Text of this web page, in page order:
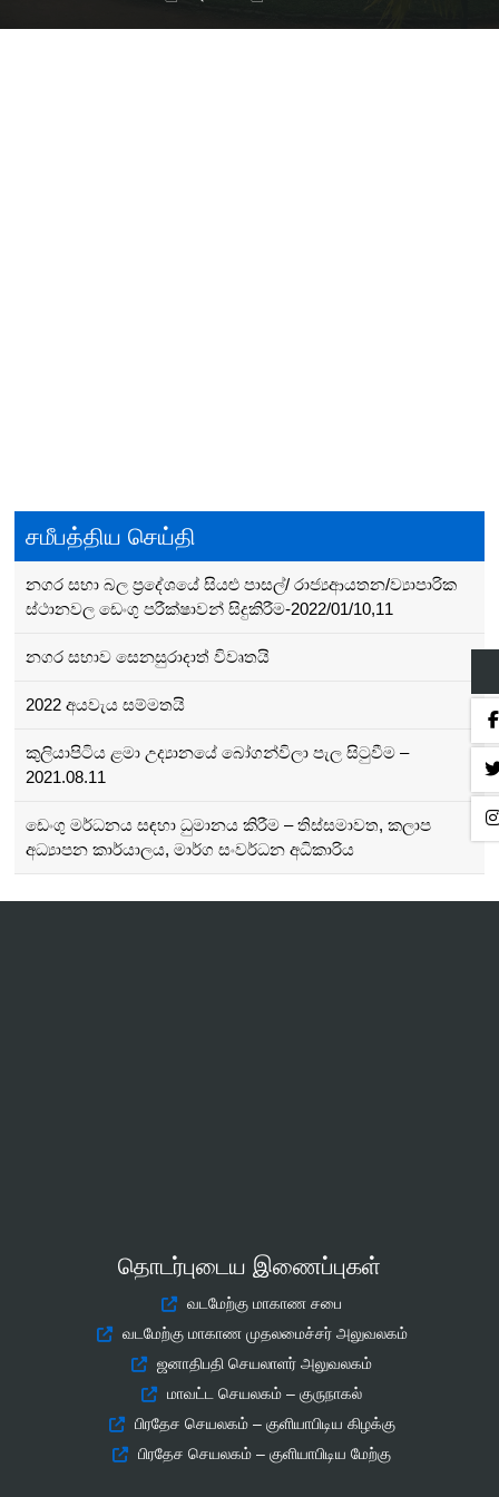
சமீபத்திய செய்தி
නගර සභා බල ප්‍රදේශයේ සියළු පාසල්/ රාජ්‍යආයතන/ව්‍යාපාරික
ස්ථානවල ඩෙංගු පරීක්ෂාවන් සිදුකිරීම-2022/01/10,11
නගර සභාව සෙනසුරාදාත් විවෘතයි
2022 අයවැය සම්මතයි
කුලියාපිටිය ළමා උද්‍යානයේ බෝගන්විලා පැල සිටුවීම –
2021.08.11
ඩෙංගු මර්ධනය සඳහා ධුමානය කිරීම – තිස්සමාවත, කලාප
අධ්‍යාපන කාර්යාලය, මාර්ග සංවර්ධන අධිකාරිය
தொடர்புடைய இணைப்புகள்
வடமேற்கு மாகாண சபை
வடமேற்கு மாகாண முதலமைச்சர் அலுவலகம்
ஜனாதிபதி செயலாளர் அலுவலகம்
மாவட்ட செயலகம் – குருநாகல்
பிரதேச செயலகம் – குளியாபிடிய கிழக்கு
பிரதேச செயலகம் – குளியாபிடிய மேற்கு